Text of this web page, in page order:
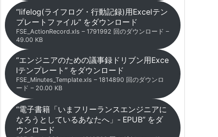
“lifelog(ライフログ・行動記録)用Excelテン
プレートファイル” をダウンロード
FSE_ActionRecord.xls – 1791992 回のダウンロード –
49.00 KB
“エンジニアのための議事録ドリブン用Exce
lテンプレート” をダウンロード
FSE_Minutes_Template.xls – 1814890 回のダウンロ
ード – 20.00 KB
“電子書籍「いまフリーランスエンジニアに
なろうとしているあなたへ」- EPUB” をダ
ウンロード